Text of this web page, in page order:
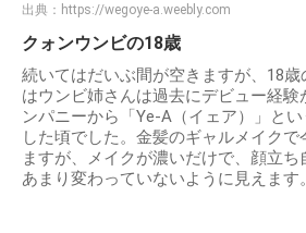
出典： https://wegoye-a.weebly.com
クォンウンビの18歳
続いてはだいぶ間が空きますが、18
はウンビ姉さんは過去にデビュー経験
ンパニーから「Ye-A（イェア）」と
した頃でした。金髪のギャルメイク
ますが、メイクが濃いだけで、顔立
あまり変わっていないように見えます。